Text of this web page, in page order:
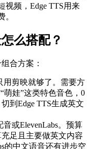
视频，Edge TTS用来
。
么搭配？
合方案：
用剪映就够了。需要方
萌娃”这类特色音色，0
到Edge TTS生成英文
音或ElevenLabs。预算
足且主要做英文内容
的中文语音还有进步空